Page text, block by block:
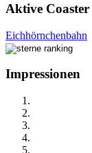
Aktive Coaster
Eichhörnchenbahn
Impressionen